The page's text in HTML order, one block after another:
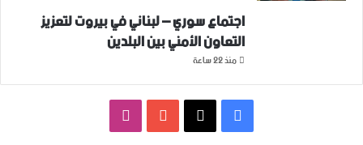
اجتماع سوري – لبناني في بيروت لتعزيز
التعاون ‏الأمني ‏بين البلدين
منذ 22 ساعة
فيسبوك ‫YouTube